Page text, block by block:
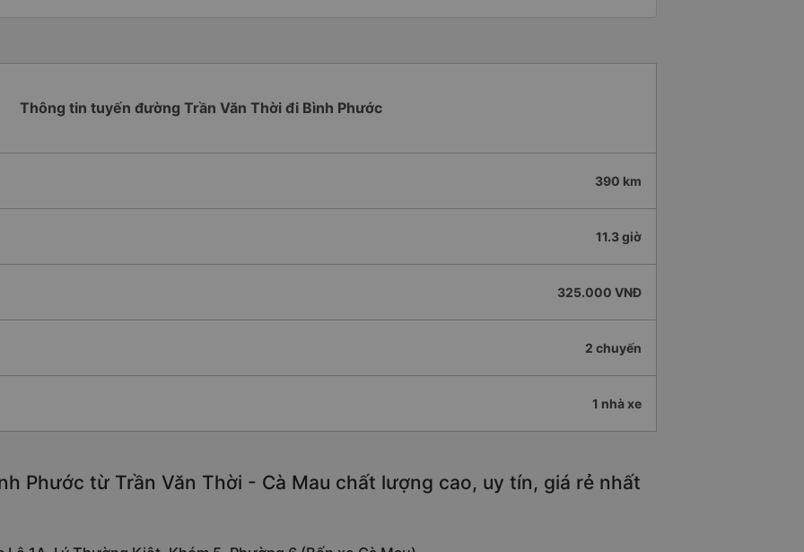
Thông tin tuyến đường Trần Văn Thời đi Bình Phước
390 km
11.3 giờ
325.000 VNĐ
2 chuyến
1 nhà xe
Phước từ Trần Văn Thời - Cà Mau chất lượng cao, uy tín, giá rẻ nhất